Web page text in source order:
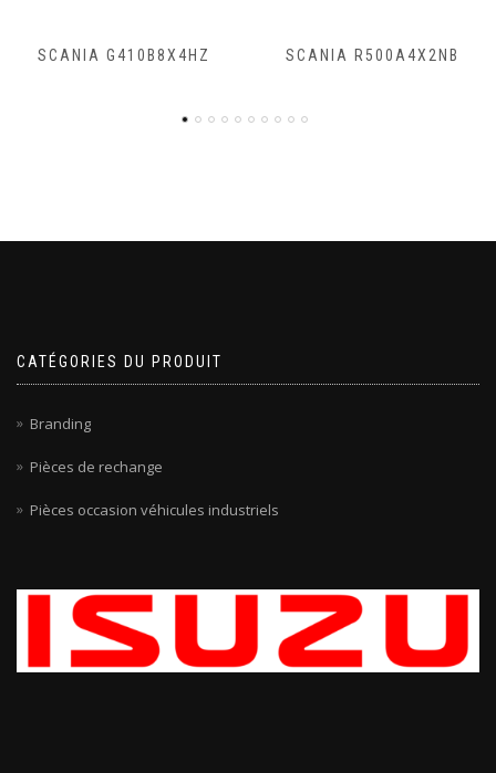
SCANIA R500A4X2NB SCANIA R450A4X2NA
CATÉGORIES DU PRODUIT
Branding
Pièces de rechange
Pièces occasion véhicules industriels